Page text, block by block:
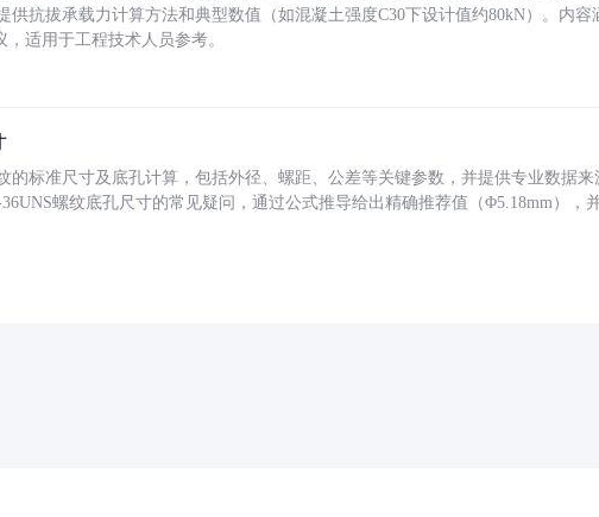
供抗拔承载力计算方法和典型数值（如混凝土强度C30下设计值约80kN）。内容
适用于工程技术人员参考。
的标准尺寸及底孔计算，包括外径、螺距、公差等关键参数，并提供专业数据来
36UNS螺纹底孔尺寸的常见疑问，通过公式推导给出精确推荐值（Φ5.18mm），